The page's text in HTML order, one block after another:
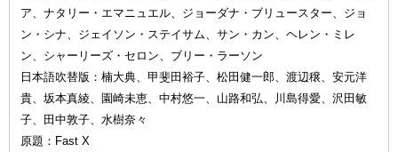
ア、ナタリー・エマニュエル、ジョーダナ・ブリュースター、ジョ
ン・シナ、ジェイソン・ステイサム、サン・カン、ヘレン・ミレ
ン、シャーリーズ・セロン、ブリー・ラーソン
日本語吹替版：楠大典、甲斐田裕子、松田健一郎、渡辺穣、安元洋
貴、坂本真綾、園崎未恵、中村悠一、山路和弘、川島得愛、沢田敏
子、田中敦子、水樹奈々
原題：Fast X